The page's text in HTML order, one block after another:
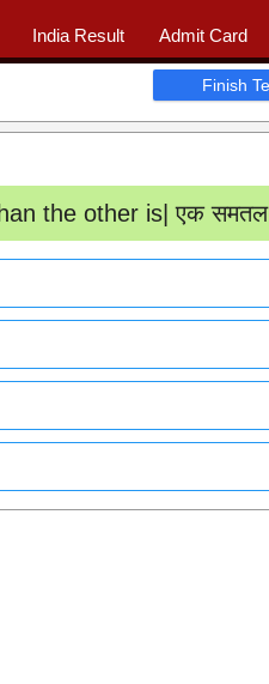
India Result Admit Card
📖 Quiz |
Finish
the other is| एक समतल